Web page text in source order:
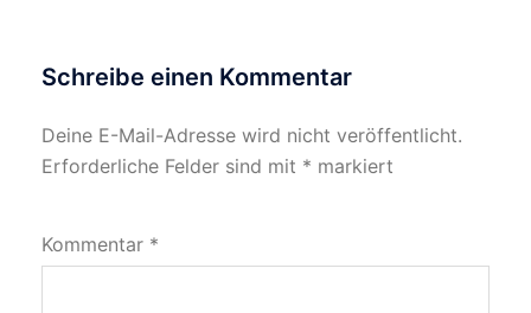
Schreibe einen Kommentar
Deine E-Mail-Adresse wird nicht veröffentlicht.
Erforderliche Felder sind mit * markiert
Kommentar *